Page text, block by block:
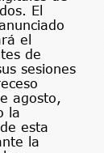
El
el
de
sesiones
agosto,
la
esta
la